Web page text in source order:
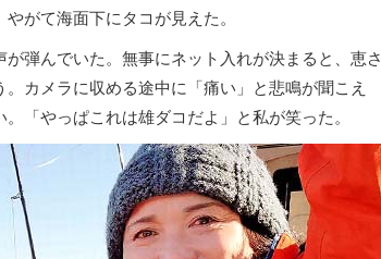
がて海面下にタコが見えた。
弾んでいた。無事にネット入れが決まると、恵さ
カメラに収める途中に「痛い」と悲鳴が聞こえ
「やっぱこれは雄ダコだよ」と私が笑った。